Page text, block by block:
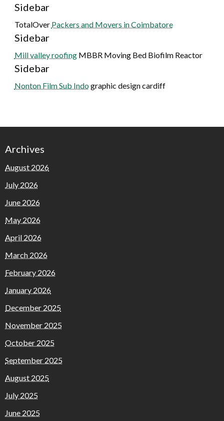
Sidebar
TotalOver Packers and Movers in Coimbatore
Sidebar
Mill valley roofingMBBR Moving Bed Biofilm Reactor
Sidebar
Nonton Film Sub Indographic design cardiff
Archives
August 2026
July 2026
June 2026
May 2026
April 2026
March 2026
February 2026
January 2026
December 2025
November 2025
October 2025
September 2025
August 2025
July 2025
June 2025